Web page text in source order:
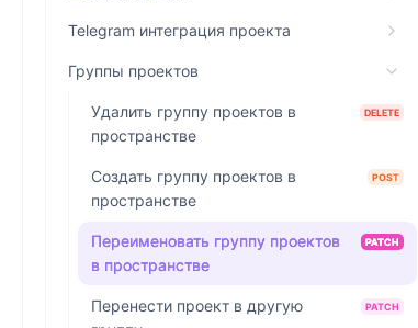
Telegram интеграция проекта
Группы проектов
Удалить группу проектов в
пространстве
DELETE
Создать группу проектов в
пространстве
POST
Переименовать группу проектов
в пространстве
PATCH
Перенести проект в другую
PATCH